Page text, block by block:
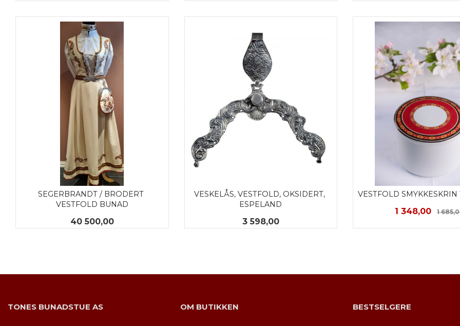
KJØP KJØP
SEGERBRANDT / BRODERT
VESTFOLD BUNAD
Pris
40 500,00
VESKELÅS, VESTFOLD, OKSIDERT,
ESPELAND
Pris
3 598,00
VESTFOLD SMYKKESKRIN
Tilbud
1 348,00 1
TONES BUNADSTUE AS OM BUTIKKEN BESTSELGERE